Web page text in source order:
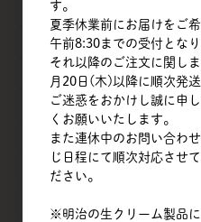
乳製品
油脂類
ナッツ
チョコレート
フルーツ
す。
夏季休業前にお届けをご
午前8:30までの受付となり
それ以降のご注文に関し
月20日(木)以降に順次発
ご迷惑をおかけし誠に申
くお願いいたします。
また連休中のお問い合わ
じ日程にて順次対応させ
ださい。
※明治の生クリーム製品